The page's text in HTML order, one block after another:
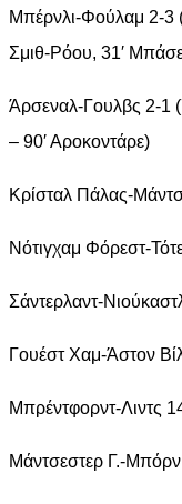
Μπέρνλι-Φούλαμ 2-3
Σμιθ-Ρόου, 31′
Άρσεναλ-Γουλβς 2-1
– 90′ Αροκοντάρε)
Κρίσταλ Πάλας-
Νότιγχαμ Φόρεστ-
Σάντερλαντ-
Γουέστ Χαμ-Άστον
Μπρέντφορντ-Λιντς
Μάντσεστερ Γ.-